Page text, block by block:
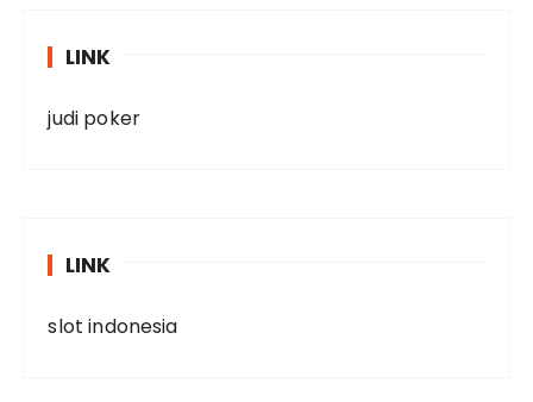
LINK
judi poker
LINK
slot indonesia